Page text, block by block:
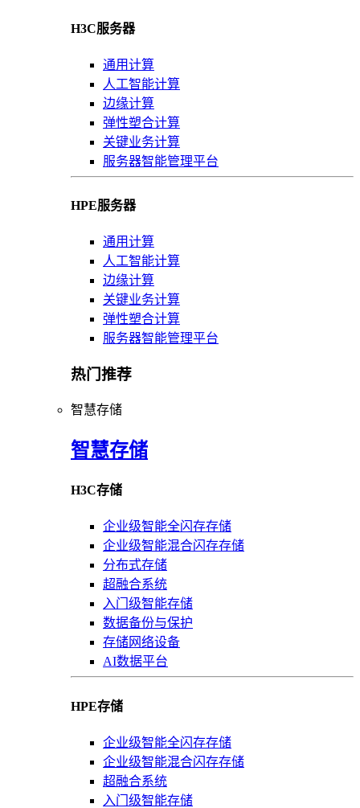
H3C服务器
通用计算
人工智能计算
边缘计算
弹性塑合计算
关键业务计算
服务器智能管理平台
HPE服务器
通用计算
人工智能计算
边缘计算
关键业务计算
弹性塑合计算
服务器智能管理平台
热门推荐
智慧存储
智慧存储
H3C存储
企业级智能全闪存存储
企业级智能混合闪存存储
分布式存储
超融合系统
入门级智能存储
数据备份与保护
存储网络设备
AI数据平台
HPE存储
企业级智能全闪存存储
企业级智能混合闪存存储
超融合系统
入门级智能存储